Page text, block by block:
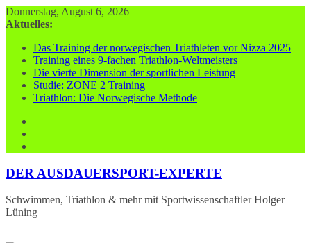
Zum
Inhalt
Donnerstag, August 6, 2026
Aktuelles:
Das Training der norwegischen Triathleten vor Nizza 2025
Training eines 9-fachen Triathlon-Weltmeisters
Die vierte Dimension der sportlichen Leistung
Studie: ZONE 2 Training
Triathlon: Die Norwegische Methode
DER AUSDAUERSPORT-EXPERTE
Schwimmen, Triathlon & mehr mit Sportwissenschaftler Holger
Lüning